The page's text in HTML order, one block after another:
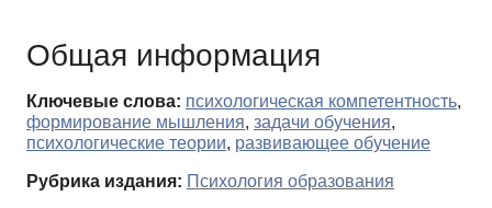
Общая информация
Ключевые слова: психологическая компетентность,
формирование мышления, задачи обучения,
психологические теории, развивающее обучение
Рубрика издания: Психология образования